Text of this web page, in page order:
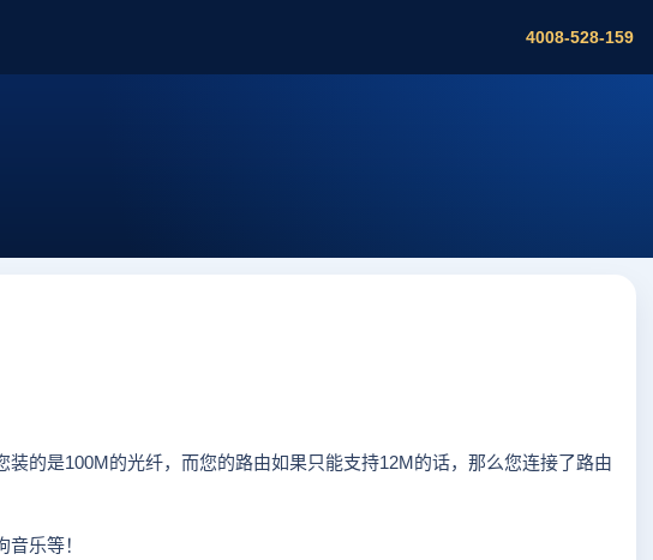
4008-528-159
的是100M的光纤，而您的路由如果只能支持12M的话，那么您连接了路由
乐等！